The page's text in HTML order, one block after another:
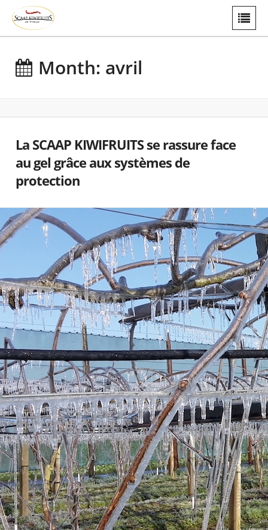
Month: avril
La SCAAP KIWIFRUITS se rassure face
au gel grâce aux systèmes de
protection